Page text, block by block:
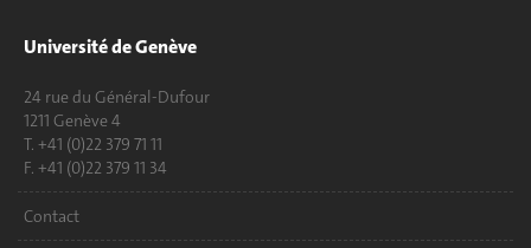
Université de Genève
24 rue du Général-Dufour
1211 Genève 4
T. +41 (0)22 379 71 11
F. +41 (0)22 379 11 34
Contact